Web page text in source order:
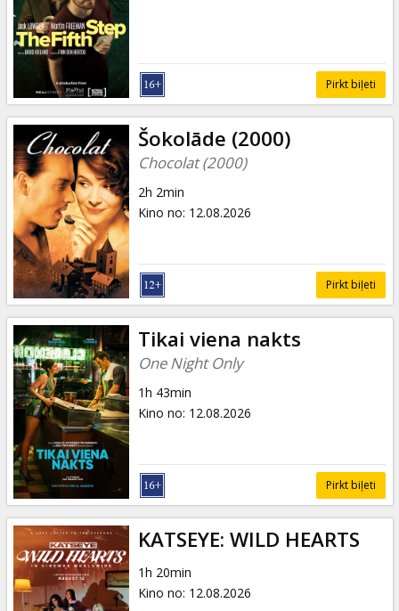
Pirkt biļeti
Šokolāde (2000)
Chocolat (2000)
2h 2min
Kino no: 12.08.2026
Pirkt biļeti
Tikai viena nakts
One Night Only
1h 43min
Kino no: 12.08.2026
Pirkt biļeti
KATSEYE: WILD HEARTS
1h 20min
Kino no: 12.08.2026